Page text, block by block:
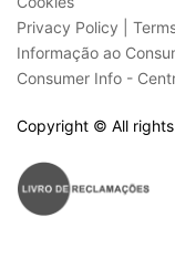
Privacy Policy |
Informação ao
Consumer Info -
Copyright © All